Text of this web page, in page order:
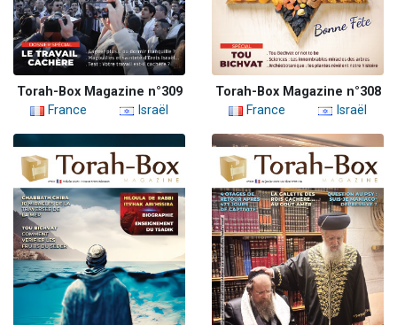
Torah-Box Magazine n°309
France
Israël
Torah-Box Magazine n°308
France
Israël